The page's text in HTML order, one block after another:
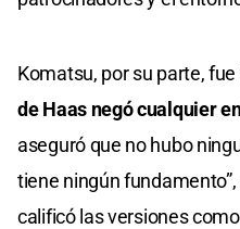
Komatsu, por su parte,
de Haas negó cualquier
aseguró que no hubo
tiene ningún
calificó las versiones